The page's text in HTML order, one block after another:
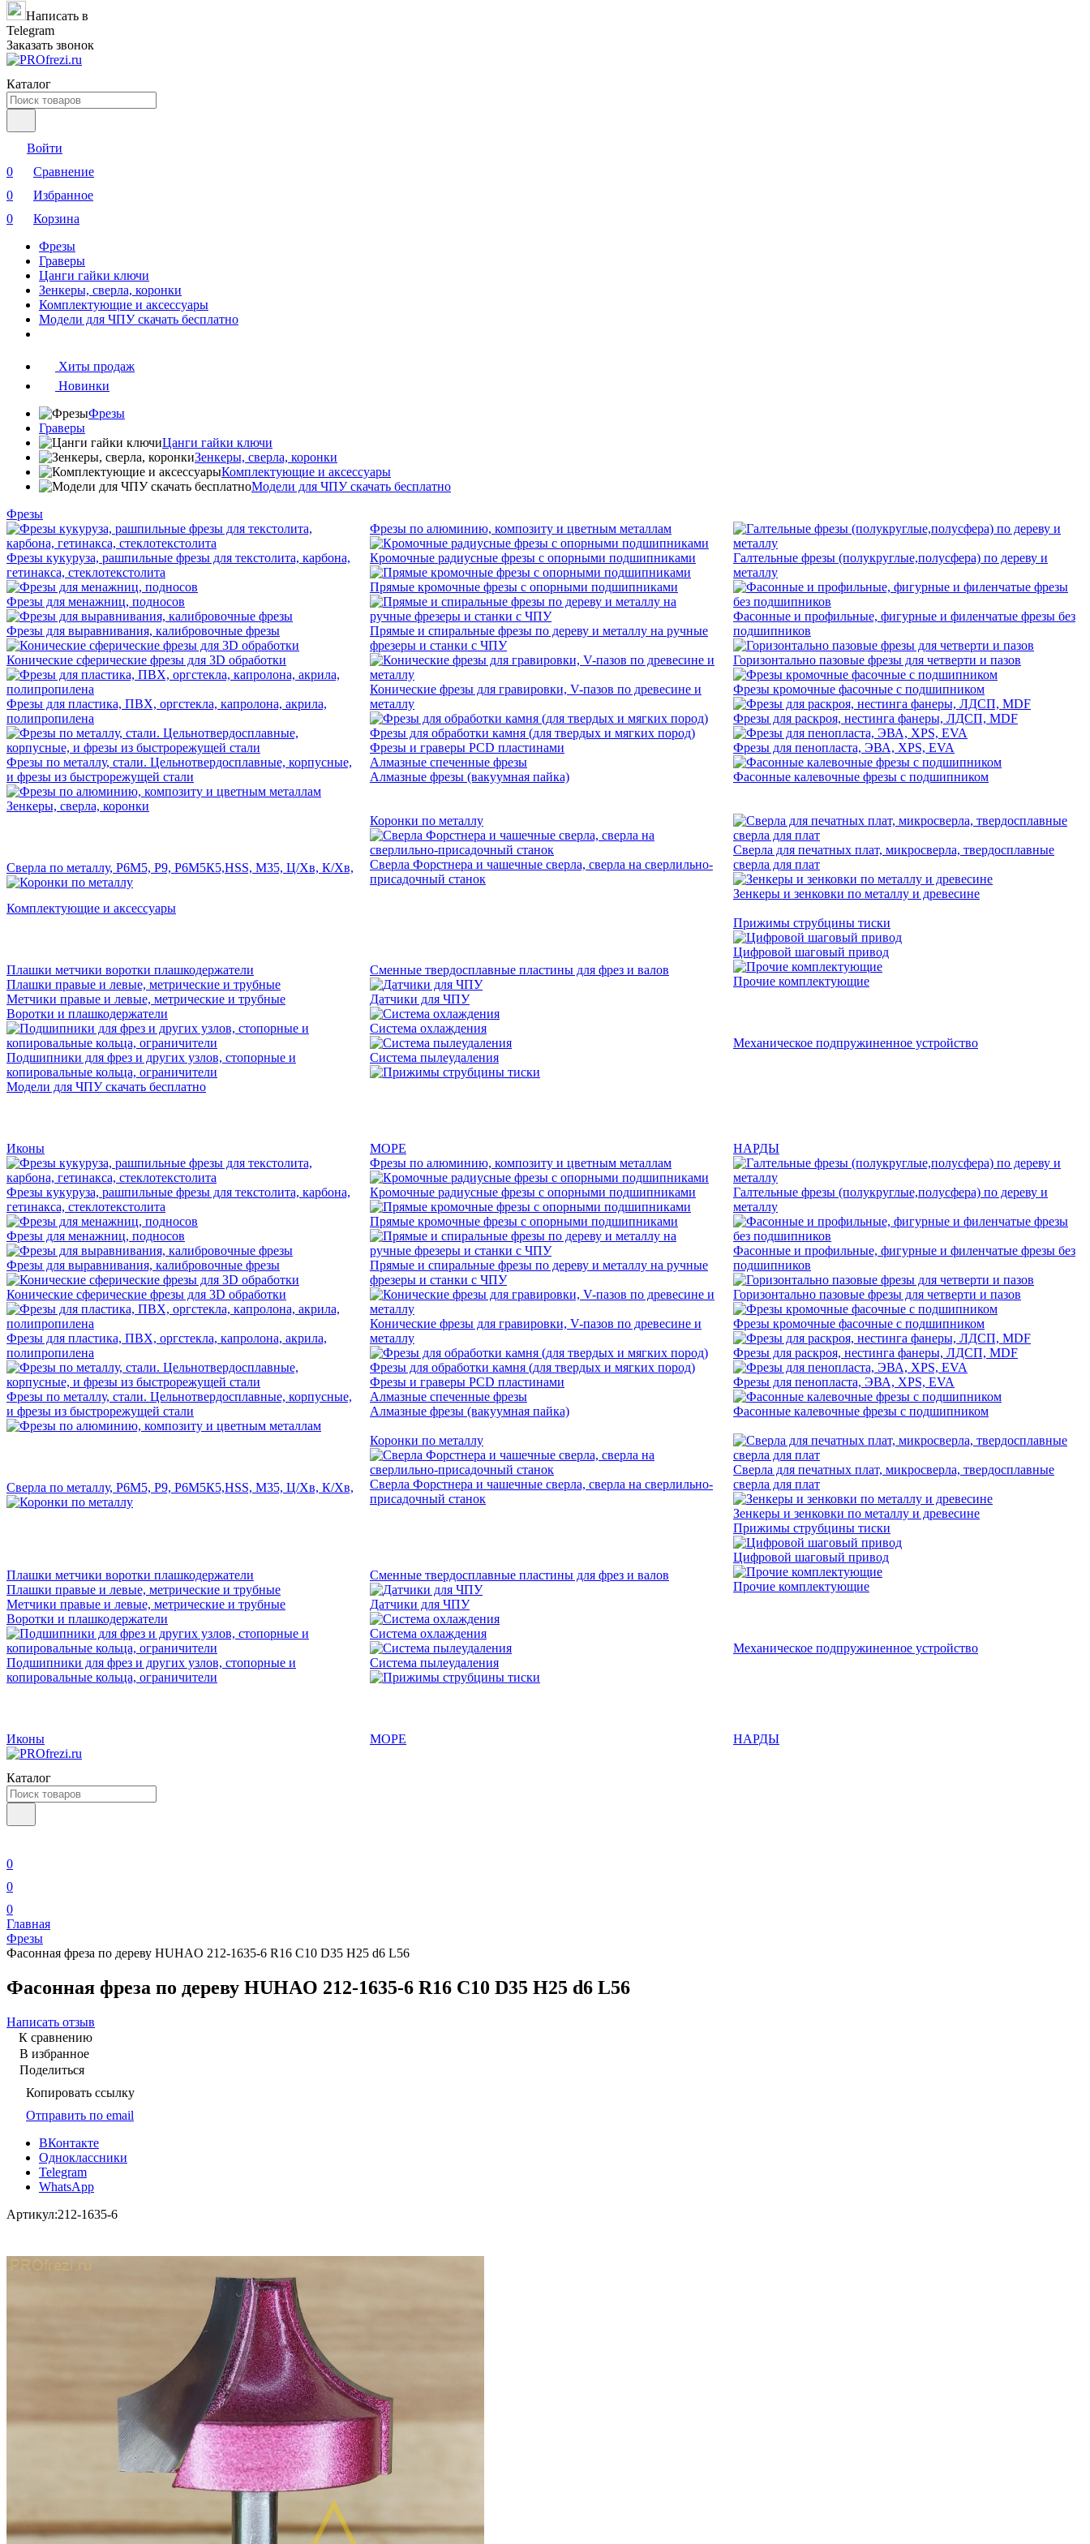
Написать в
Telegram
Заказать звонок
Каталог
Войти
0
Сравнение
0
Избранное
0
Корзина
Фрезы
Граверы
Цанги гайки ключи
Зенкеры, сверла, коронки
Комплектующие и аксессуары
Модели для ЧПУ скачать бесплатно
Хиты продаж
Новинки
Фрезы
Граверы
Цанги гайки ключи
Зенкеры, сверла, коронки
Комплектующие и аксессуары
Модели для ЧПУ скачать бесплатно
Фрезы
Фрезы кукуруза, рашпильные фрезы для текстолита, карбона,
гетинакса, стеклотекстолита
Фрезы для менажниц, подносов
Фрезы для выравнивания, калибровочные фрезы
Конические сферические фрезы для 3D обработки
Фрезы для пластика, ПВХ, оргстекла, капролона, акрила,
полипропилена
Фрезы по металлу, стали. Цельнотвердосплавные, корпусные,
и фрезы из быстрорежущей стали
Фрезы по алюминию, композиту и цветным металлам
Кромочные радиусные фрезы с опорными подшипниками
Прямые кромочные фрезы с опорными подшипниками
Прямые и спиральные фрезы по дереву и металлу на ручные
фрезеры и станки с ЧПУ
Конические фрезы для гравировки, V-пазов по древесине и
металлу
Фрезы для обработки камня (для твердых и мягких пород)
Фрезы и граверы PCD пластинами
Алмазные спеченные фрезы
Алмазные фрезы (вакуумная пайка)
Галтельные фрезы (полукруглые,полусфера) по дереву и
металлу
Фасонные и профильные, фигурные и филенчатые фрезы без
подшипников
Горизонтально пазовые фрезы для четверти и пазов
Фрезы кромочные фасочные с подшипником
Фрезы для раскроя, нестинга фанеры, ЛДСП, MDF
Фрезы для пенопласта, ЭВА, XPS, EVA
Фасонные калевочные фрезы с подшипником
Зенкеры, сверла, коронки
Сверла по металлу, Р6М5, Р9, Р6М5К5,HSS, M35, Ц/Хв, К/Хв,
Коронки по металлу
Сверла Форстнера и чашечные сверла, сверла на сверлильно-
присадочный станок
Сверла для печатных плат, микросверла, твердосплавные
сверла для плат
Зенкеры и зенковки по металлу и древесине
Комплектующие и аксессуары
Плашки метчики воротки плашкодержатели
Плашки правые и левые, метрические и трубные
Метчики правые и левые, метрические и трубные
Воротки и плашкодержатели
Подшипники для фрез и других узлов, стопорные и
копировальные кольца, ограничители
Сменные твердосплавные пластины для фрез и валов
Датчики для ЧПУ
Система охлаждения
Система пылеудаления
Прижимы струбцины тиски
Цифровой шаговый привод
Прочие комплектующие
Механическое подпружиненное устройство
Модели для ЧПУ скачать бесплатно
Иконы МОРЕ НАРДЫ
Фрезы кукуруза, рашпильные фрезы для текстолита, карбона,
гетинакса, стеклотекстолита
Фрезы для менажниц, подносов
Фрезы для выравнивания, калибровочные фрезы
Конические сферические фрезы для 3D обработки
Фрезы для пластика, ПВХ, оргстекла, капролона, акрила,
полипропилена
Фрезы по металлу, стали. Цельнотвердосплавные, корпусные,
и фрезы из быстрорежущей стали
Фрезы по алюминию, композиту и цветным металлам
Кромочные радиусные фрезы с опорными подшипниками
Прямые кромочные фрезы с опорными подшипниками
Прямые и спиральные фрезы по дереву и металлу на ручные
фрезеры и станки с ЧПУ
Конические фрезы для гравировки, V-пазов по древесине и
металлу
Фрезы для обработки камня (для твердых и мягких пород)
Фрезы и граверы PCD пластинами
Алмазные спеченные фрезы
Алмазные фрезы (вакуумная пайка)
Галтельные фрезы (полукруглые,полусфера) по дереву и
металлу
Фасонные и профильные, фигурные и филенчатые фрезы без
подшипников
Горизонтально пазовые фрезы для четверти и пазов
Фрезы кромочные фасочные с подшипником
Фрезы для раскроя, нестинга фанеры, ЛДСП, MDF
Фрезы для пенопласта, ЭВА, XPS, EVA
Фасонные калевочные фрезы с подшипником
Сверла по металлу, Р6М5, Р9, Р6М5К5,HSS, M35, Ц/Хв, К/Хв,
Коронки по металлу
Сверла Форстнера и чашечные сверла, сверла на сверлильно-
присадочный станок
Сверла для печатных плат, микросверла, твердосплавные
сверла для плат
Зенкеры и зенковки по металлу и древесине
Плашки метчики воротки плашкодержатели
Плашки правые и левые, метрические и трубные
Метчики правые и левые, метрические и трубные
Воротки и плашкодержатели
Подшипники для фрез и других узлов, стопорные и
копировальные кольца, ограничители
Сменные твердосплавные пластины для фрез и валов
Датчики для ЧПУ
Система охлаждения
Система пылеудаления
Прижимы струбцины тиски
Цифровой шаговый привод
Прочие комплектующие
Механическое подпружиненное устройство
Иконы МОРЕ НАРДЫ
Каталог
0
0
0
Главная
Фрезы
Фасонная фреза по дереву HUHAO 212-1635-6 R16 C10 D35 H25 d6 L56
Фасонная фреза по дереву HUHAO 212-1635-6 R16 C10 D35 H25 d6 L56
Написать отзыв
К сравнению
В избранное
Поделиться
Копировать ссылку
Отправить по email
ВКонтакте
Одноклассники
Telegram
WhatsApp
Артикул:212-1635-6